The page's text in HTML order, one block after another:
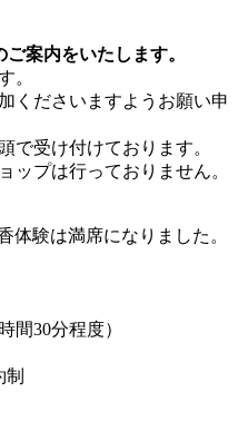
ご案内をいたします。
。
くださいますようお願い申
で受け付けております。
プは行っておりません。
体験は満席になりました。
間30分程度）